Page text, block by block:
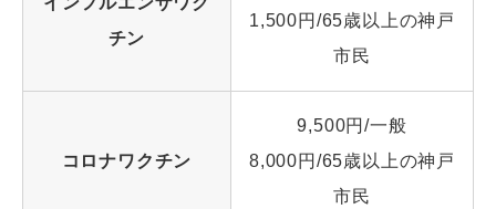
チン
1,500円/65歳以上の神戸
市民
コロナワクチン
9,500円/一般
8,000円/65歳以上の神戸
市民